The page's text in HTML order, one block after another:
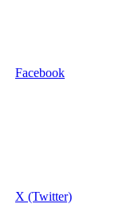
Facebook
X (Twitter)